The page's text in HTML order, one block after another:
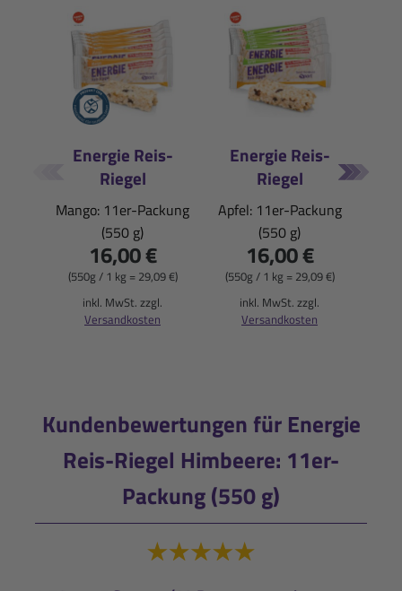
Energie Reis-
Riegel
Mango: 11er-Packung
(550 g)
16,00 €
(550g / 1 kg = 29,09 €)
inkl. MwSt. zzgl.
Versandkosten
Energie Reis-
Riegel
Apfel: 11er-Packung
(550 g)
16,00 €
(550g / 1 kg = 29,09 €)
inkl. MwSt. zzgl.
Versandkosten
Kundenbewertungen für Energie
Reis-Riegel Himbeere: 11er-
Packung (550 g)